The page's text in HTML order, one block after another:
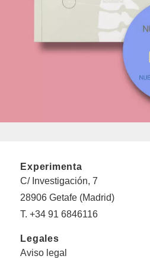
Experimenta
C/ Investigación, 7
28906 Getafe (Madrid)
T. +34 91 6846116
Legales
Aviso legal